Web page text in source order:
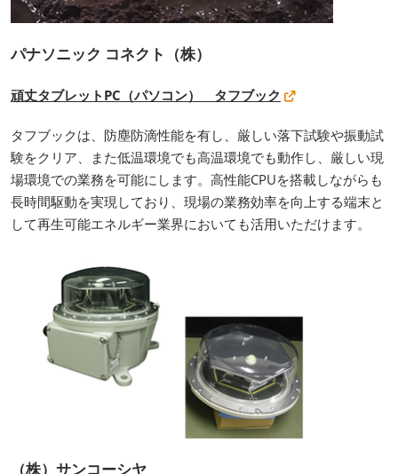
パナソニック コネクト（株）
頑丈タブレットPC（パソコン） タフブック
タフブックは、防塵防滴性能を有し、厳しい落下試験や振動試
験をクリア、また低温環境でも高温環境でも動作し、厳しい現
場環境での業務を可能にします。高性能CPUを搭載しながらも
長時間駆動を実現しており、現場の業務効率を向上する端末と
して再生可能エネルギー業界においても活用いただけます。
（株）サンコーシヤ